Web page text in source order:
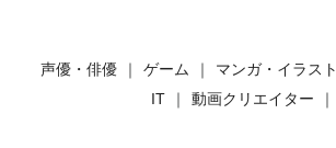
声優・俳優 ｜ ゲーム ｜ マンガ・イラスト
IT
｜ 動画クリエイター ｜